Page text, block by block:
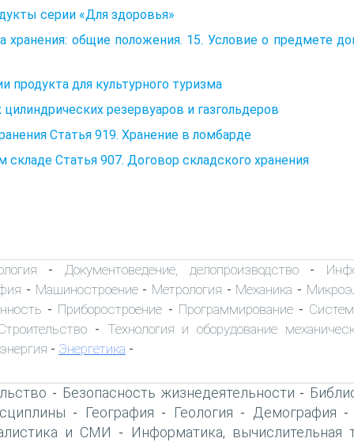
серии «Для здоровья»
хранения: общие положения. 15. Условие о предмете
продукта для культурного туризма
резервуаров и газгольдеров
Статья 919. Хранение в ломбарде
складе Статья 907. Договор складского хранения
- Документоведение, делопроизводство-
- Машиностроение- Метрология - Механика -
- Приборостроение - Программирование-
- Технология и оборудование
- Энергетика -
- Безопасность жизнедеятельности -
- География - Геология - Демография -
и СМИ - Информатика, вычислительная